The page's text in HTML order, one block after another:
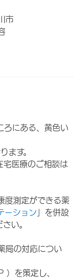
市
ろにある、黄色い
ます。
宅医療のご相談は
度測定ができる薬
ーション 」を併設
い。
局の対応につい
）を策定し、